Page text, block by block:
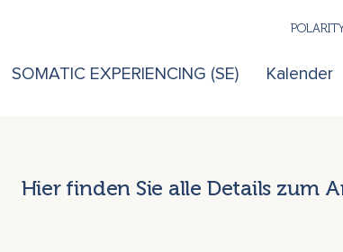
SOMATIC EXPERIENCING (SE) Kalender
Hier finden Sie alle Details zum